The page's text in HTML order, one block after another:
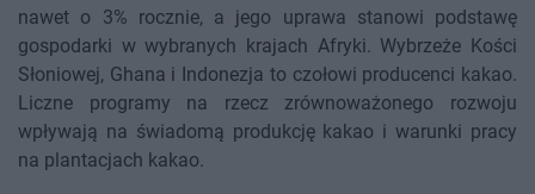
nawet o 3% rocznie, a jego uprawa stanowi podstawę
gospodarki w wybranych krajach Afryki. Wybrzeże Kości
Słoniowej, Ghana i Indonezja to czołowi producenci kakao.
Liczne programy na rzecz zrównoważonego rozwoju
wpływają na świadomą produkcję kakao i warunki pracy
na plantacjach kakao.